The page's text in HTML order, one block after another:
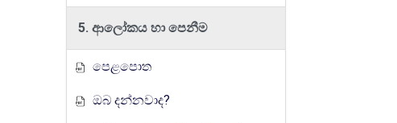
5. ආලෝකය හා පෙනීම
පෙළපොත
ඔබ දන්නවාද?